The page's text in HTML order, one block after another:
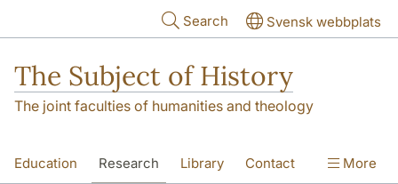
Search Svensk webbplats
The Subject of History
The joint faculties of humanities and theology
Education Research Library Contact More